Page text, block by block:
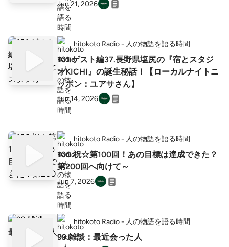
Jun 21, 2026
hitokoto Radio - 人の物語を語る時間
101.ゲスト編37.長野県塩尻の『宿とスタジ
オKICHI』の誕生秘話！【ローカルナイトニ
ッポン：ユアサさん】
Jun 14, 2026
hitokoto Radio - 人の物語を語る時間
100.祝☆第100回！あの目標は達成できた？
第200回へ向けて～
Jun 7, 2026
hitokoto Radio - 人の物語を語る時間
99.雑談：最近会った人